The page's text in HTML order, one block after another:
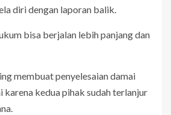
diri dengan laporan balik.
bisa berjalan lebih panjang dan
membuat penyelesaian damai
karena kedua pihak sudah terlanjur